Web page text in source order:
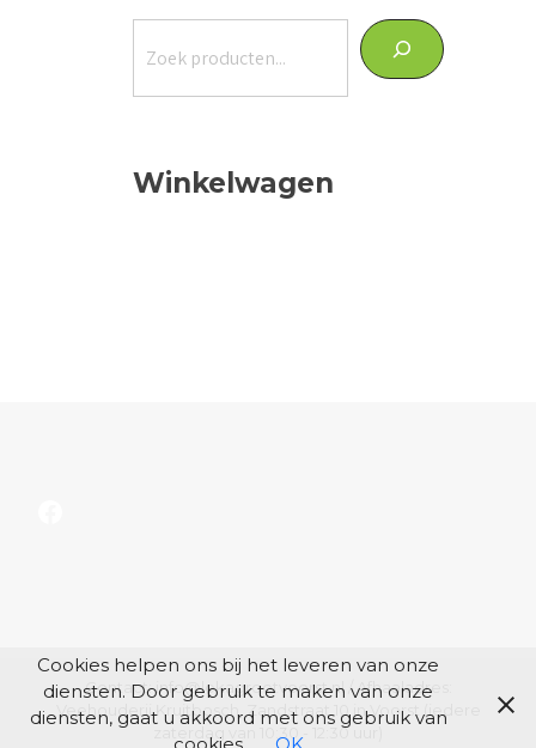
Winkelwagen
Contact: info@lokagrootvoorst.nl / Afhaaladres:
Veehouderij Kruitbosch, Zandstraat 10 in Voorst (iedere
zaterdag van 10:30 - 12:30 uur)
Cookies helpen ons bij het leveren van onze
diensten. Door gebruik te maken van onze
diensten, gaat u akkoord met ons gebruik van